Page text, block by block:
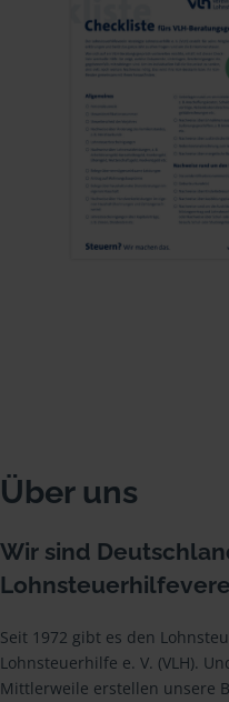
Über uns
Wir sind
Seit 1972 gibt es den
Lohnsteuerhilfe e. V. (VLH).
Mittlerweile erstellen unsere